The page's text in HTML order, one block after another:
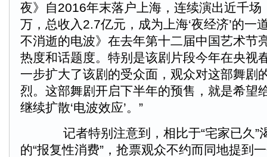
夜》自2016年末落户上海，连续演出近千场
万，总收入2.7亿元，成为上海‘夜经济’的一
不消逝的电波》在去年第十二届中国艺术节
热度和话题度。特别是该剧片段今年在央视
一步扩大了该剧的受众面，观众对这部舞剧
烈。这部舞剧开启下半年的预售，就是希望
继续扩散‘电波效应’。”
记者特别注意到，相比于“宅家已久”
的“报复性消费”，抢票观众不约而同地提